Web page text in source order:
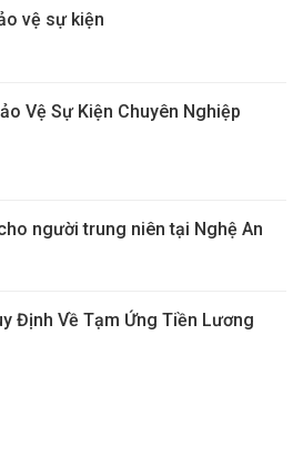
vệ sự kiện
Vệ Sự Kiện Chuyên Nghiệp
người trung niên tại Nghệ An
Định Về Tạm Ứng Tiền Lương